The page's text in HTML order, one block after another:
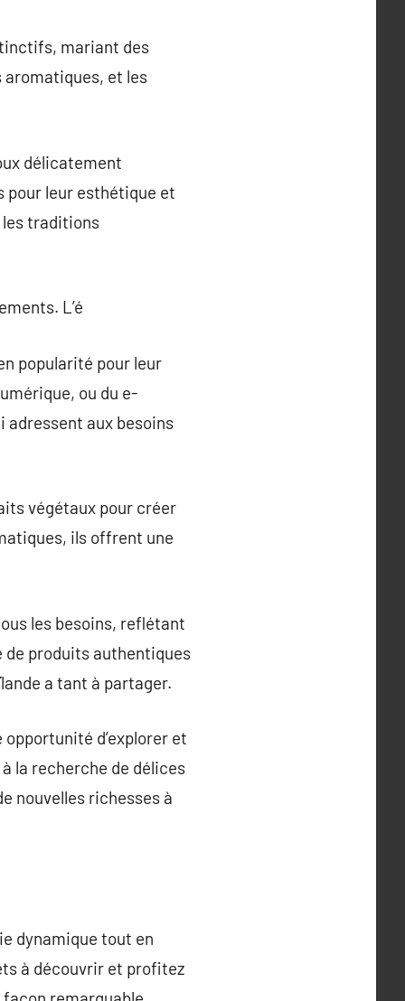
mariant des
aromatiques, et les
délicatement
pour leur esthétique et
les traditions
L’é
popularité pour leur
ou du e-
aux besoins
végétaux pour créer
ils offrent une
les besoins, reflétant
de produits authentiques
a tant à partager.
opportunité d’explorer et
la recherche de délices
nouvelles richesses à
dynamique tout en
à découvrir et profitez